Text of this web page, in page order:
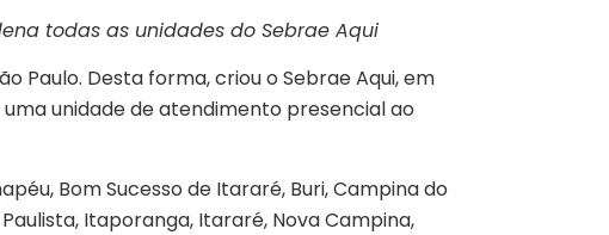
todas as unidades do Sebrae Aqui
Paulo. Desta forma, criou o Sebrae Aqui, em
unidade de atendimento presencial ao
Bom Sucesso de Itararé, Buri, Campina do
Itaporanga, Itararé, Nova Campina,